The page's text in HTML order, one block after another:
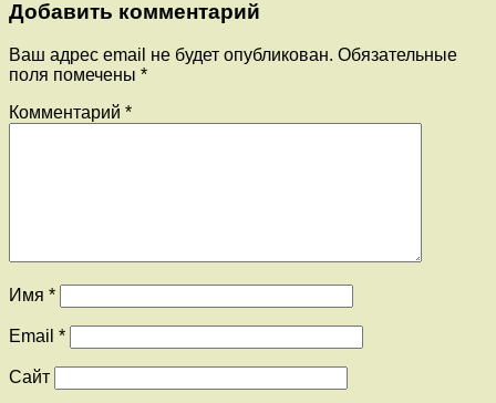
Добавить комментарий
Ваш адрес email не будет опубликован. Обязательные
поля помечены *
Комментарий *
Имя *
Email *
Сайт